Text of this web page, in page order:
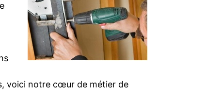
voici notre cœur de métier de